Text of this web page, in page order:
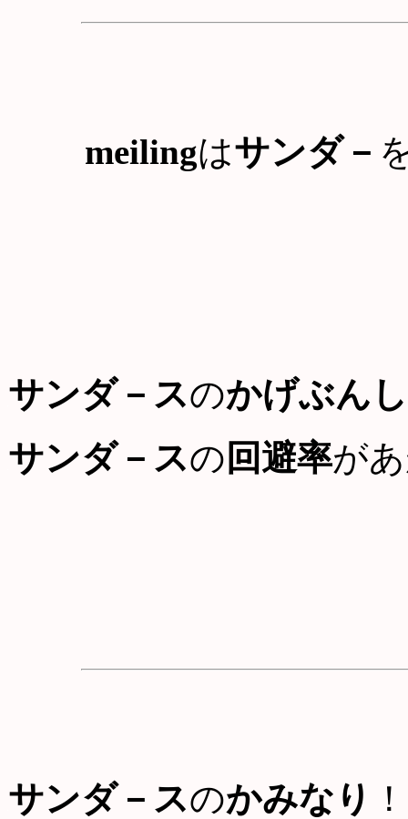
meilingはサンダ－
サンダ－スのかげぶん
サンダ－スの 回避率が
サンダ－スのかみなり
！